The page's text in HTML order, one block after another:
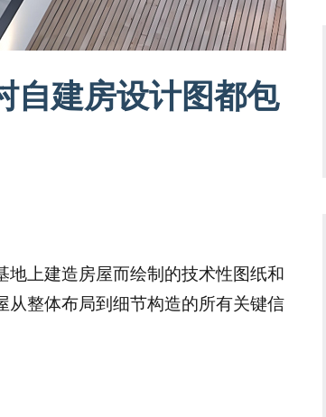
自建房设计图都包
上建造房屋而绘制的技术性图纸和
整体布局到细节构造的所有关键信